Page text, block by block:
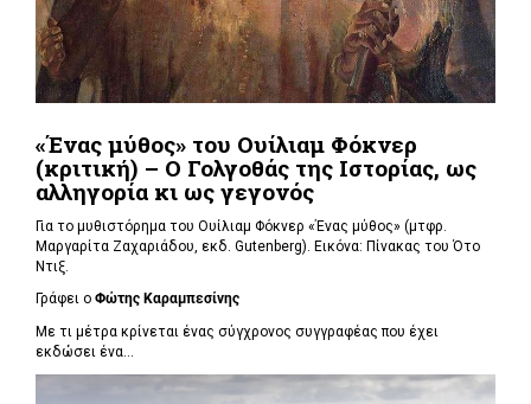
«Ένας μύθος» του Ουίλιαμ Φόκνερ
(κριτική) – Ο Γολγοθάς της Ιστορίας, ως
αλληγορία κι ως γεγονός
Για το μυθιστόρημα του Ουίλιαμ Φόκνερ «Ένας μύθος» (μτφρ.
Μαργαρίτα Ζαχαριάδου, εκδ. Gutenberg). Εικόνα: Πίνακας του Ότο
Ντιξ.
Γράφει ο Φώτης Καραμπεσίνης
Με τι μέτρα κρίνεται ένας σύγχρονος συγγραφέας που έχει
εκδώσει ένα...